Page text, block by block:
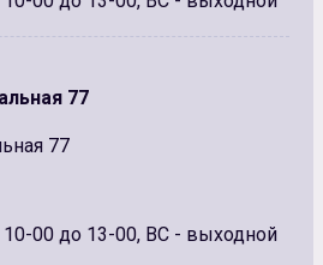
77
77
00 до 13-00, ВС - выходной